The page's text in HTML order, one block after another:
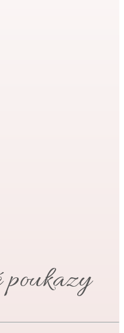
poukazy